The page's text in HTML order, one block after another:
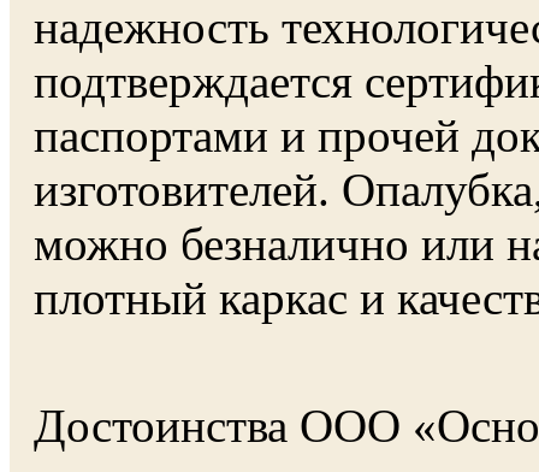
надежность
подтверждается
паспортами и прочей
изготовителей.
можно безналично или
плотный каркас и
Достоинства ООО